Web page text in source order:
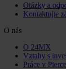
Otázky a
Kontaktujte
O nás
O 24MX
Vztahy s
Práce v Pierce